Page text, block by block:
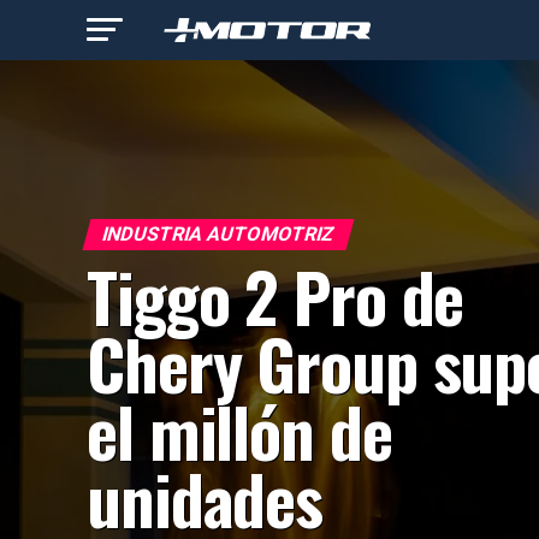
INDUSTRIA AUTOMOTRIZ
Tiggo 2 Pro de
Chery Group
el millón de
unidades